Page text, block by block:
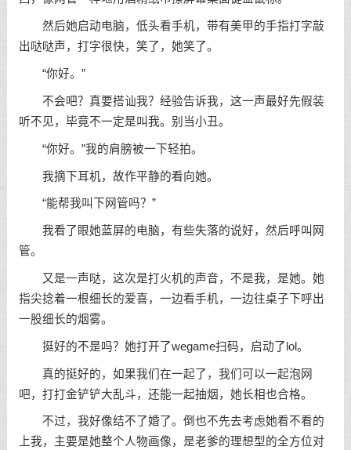
然后她启动电脑，低头看手机，带有美甲的手指打字敲
出哒哒声，打字很快，笑了，她笑了。
“你好。”
不会吧？真要搭讪我？经验告诉我，这一声最好先假装
听不见，毕竟不一定是叫我。别当小丑。
“你好。”我的肩膀被一下轻拍。
我摘下耳机，故作平静的看向她。
“能帮我叫下网管吗？”
我看了眼她蓝屏的电脑，有些失落的说好，然后呼叫网
管。
又是一声哒，这次是打火机的声音，不是我，是她。她
指尖捻着一根细长的爱喜，一边看手机，一边往桌子下呼出
一股细长的烟雾。
挺好的不是吗？她打开了wegame扫码，启动了lol。
真的挺好的，如果我们在一起了，我们可以一起泡网
吧，打打金铲铲大乱斗，还能一起抽烟，她长相也合格。
不过，我好像结不了婚了。倒也不先去考虑她看不看的
上我，主要是她整个人物画像，是老爹的理想型的全方位对